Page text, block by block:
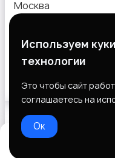
Используем
технологии
Это чтобы сайт
соглашаетесь на
Ок
Москва
Новосибирск
Омск
Пермь
Выберите